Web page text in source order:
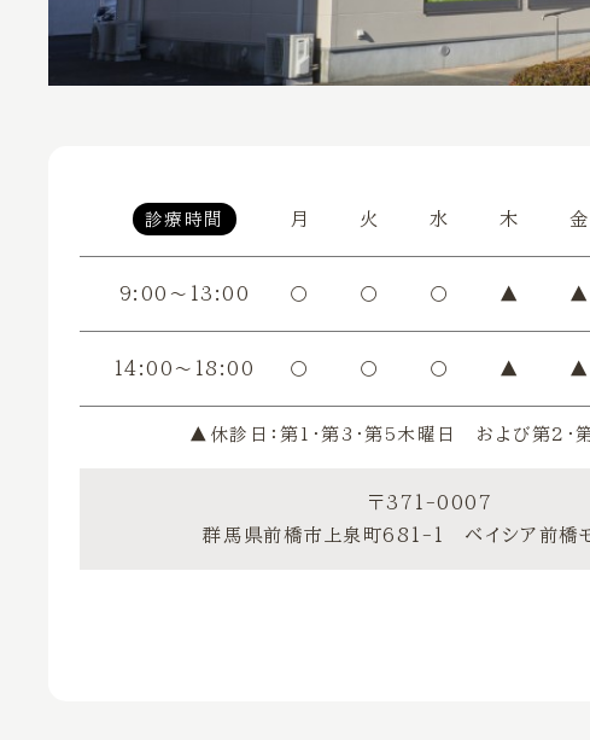
診療時間 月 火 水 木 金
9:00〜13:00 〇 〇 〇 ▲ ▲
14:00〜18:00 〇 〇 〇 ▲ ▲
▲休診日：第1・第3・第5木曜日 および第2・
〒371-0007
群馬県前橋市上泉町681-1 ベイシア前橋